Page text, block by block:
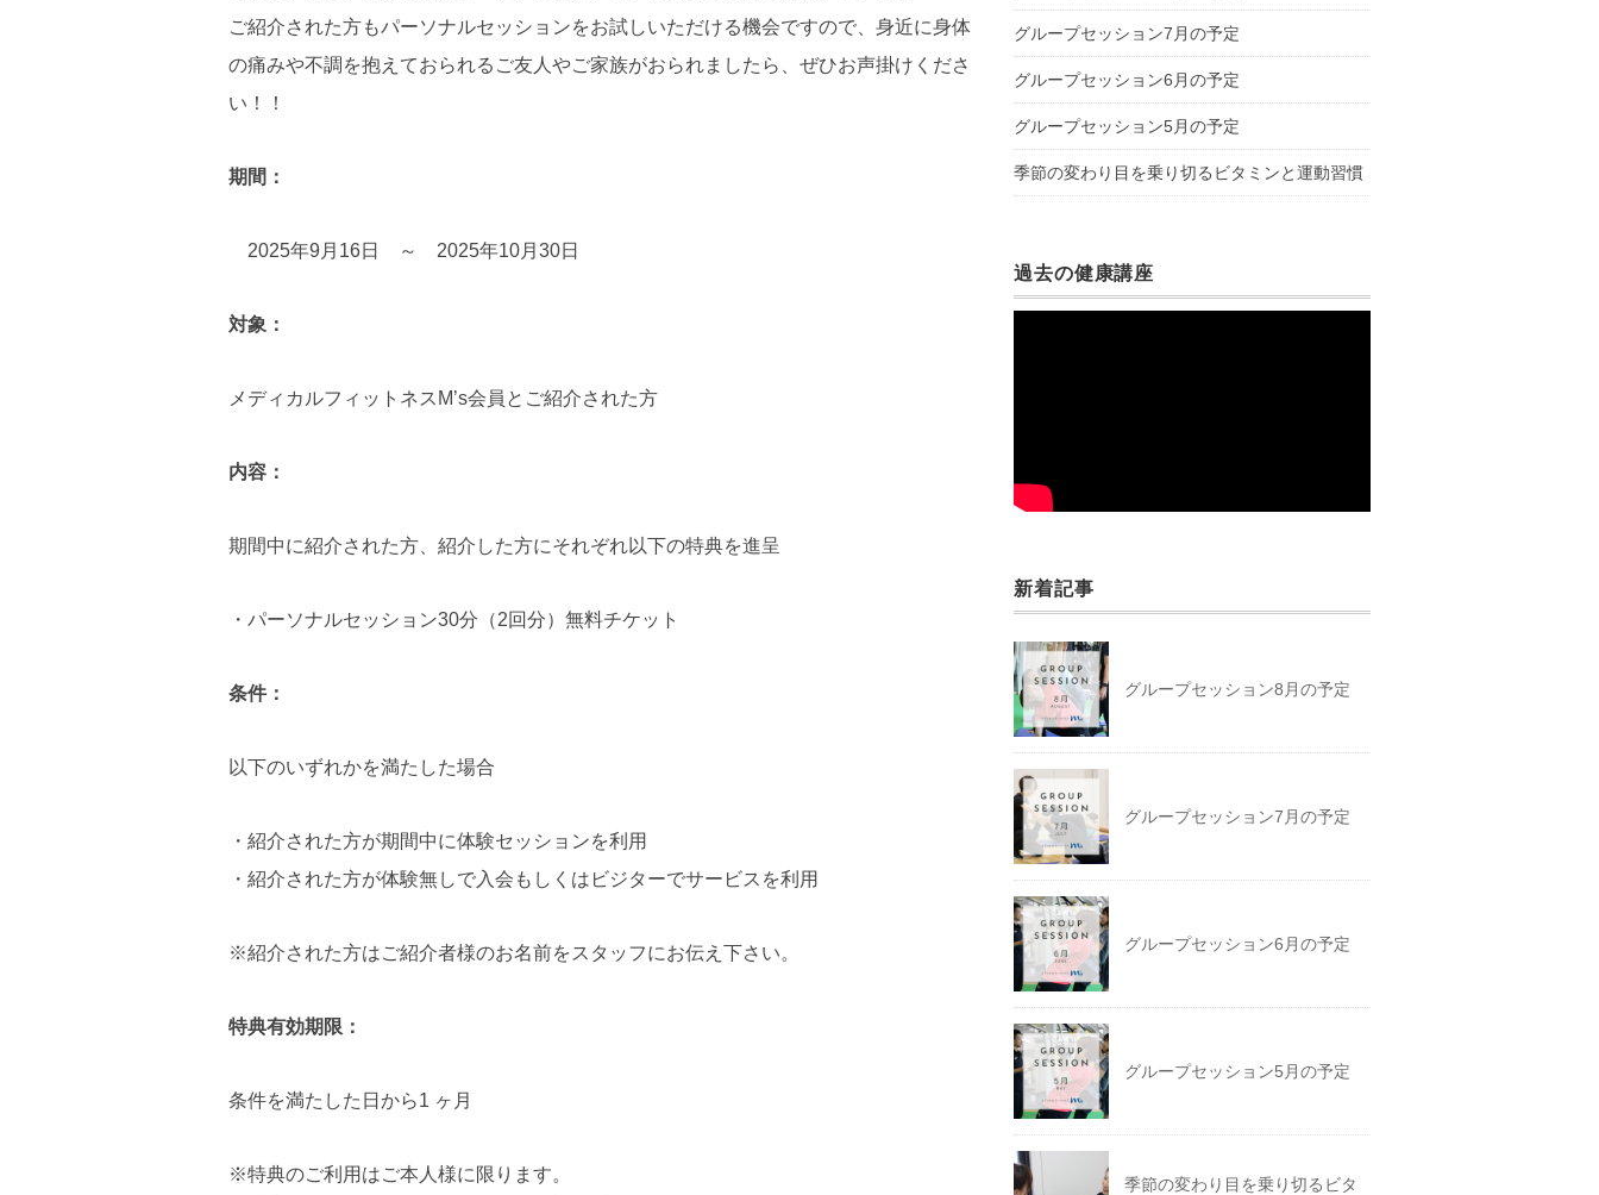
ご紹介された方もパーソナルセッションをお試しいただける機会ですので、身近に身体
の痛みや不調を抱えておられるご友人やご家族がおられましたら、ぜひお声掛けくださ
い！！
期間：
2025年9月16日 ～ 2025年10月30日
対象：
メディカルフィットネスM’s会員とご紹介された方
内容：
期間中に紹介された方、紹介した方にそれぞれ以下の特典を進呈
・パーソナルセッション30分（2回分）無料チケット
条件：
以下のいずれかを満たした場合
・紹介された方が期間中に体験セッションを利用
・紹介された方が体験無しで入会もしくはビジターでサービスを利用
※紹介された方はご紹介者様のお名前をスタッフにお伝え下さい。
特典有効期限：
条件を満たした日から1 ヶ月
※特典のご利用はご本人様に限ります。
グループセッション7月の予定
グループセッション6月の予定
グループセッション5月の予定
季節の変わり目を乗り切るビタミンと運動習慣
過去の健康講座
新着記事
グループセッション8月の予定
グループセッション7月の予定
グループセッション6月の予定
グループセッション5月の予定
季節の変わり目を乗り切るビタ